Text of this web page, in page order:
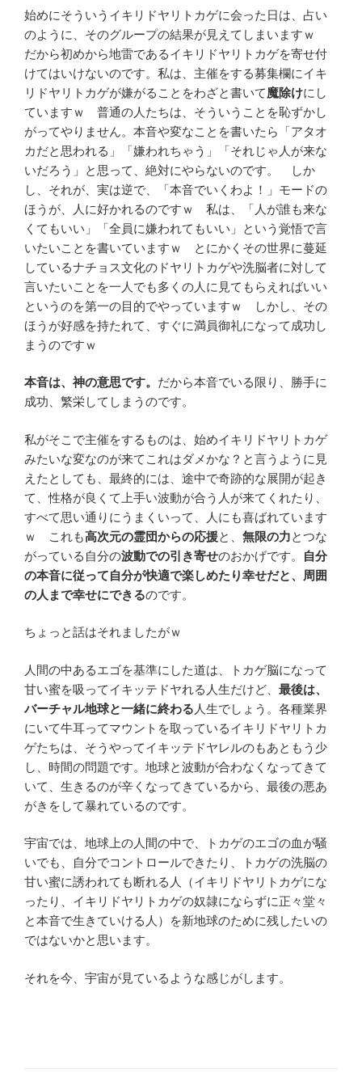
始めにそういうイキリドヤリトカゲに会った日は、占い
のように、そのグループの結果が見えてしまいますｗ
だから初めから地雷であるイキリドヤリトカゲを寄せ付
けてはいけないのです。私は、主催をする募集欄にイキ
リドヤリトカゲが嫌がることをわざと書いて魔除けにし
ていますｗ 普通の人たちは、そういうことを恥ずかし
がってやりません。本音や変なことを書いたら「アタオ
カだと思われる」「嫌われちゃう」「それじゃ人が来な
いだろう」と思って、絶対にやらないのです。 しか
し、それが、実は逆で、「本音でいくわよ！」モードの
ほうが、人に好かれるのですｗ 私は、「人が誰も来な
くてもいい」「全員に嫌われてもいい」という覚悟で言
いたいことを書いていますｗ とにかくその世界に蔓延
しているナチョス文化のドヤリトカゲや洗脳者に対して
言いたいことを一人でも多くの人に見てもらえればいい
というのを第一の目的でやっていますｗ しかし、その
ほうが好感を持たれて、すぐに満員御礼になって成功し
まうのですｗ
本音は、神の意思です。 だから本音でいる限り、勝手に
成功、繁栄してしまうのです。
私がそこで主催をするものは、始めイキリドヤリトカゲ
みたいな変なのが来てこれはダメかな？と言うように見
えたとしても、最終的には、途中で奇跡的な展開が起き
て、性格が良くて上手い波動が合う人が来てくれたり、
すべて思い通りにうまくいって、人にも喜ばれています
ｗ これも高次元の霊団からの応援と、 無限の力とつな
がっている自分の波動での引き寄せのおかげです。
自分
の本音に従って自分が快適で楽しめたり幸せだと、周囲
の人まで幸せにできるのです。
ちょっと話はそれましたがｗ
人間の中あるエゴを基準にした道は、トカゲ脳になって
甘い蜜を吸ってイキッテドヤれる人生だけど、 最後は、
バーチャル地球と一緒に終わる 人生でしょう。各種業界
にいて牛耳ってマウントを取っているイキリドヤリトカ
ゲたちは、そうやってイキッテドヤレルのもあともう少
し、時間の問題です。地球と波動が合わなくなってきて
いて、生きるのが辛くなってきているから、最後の悪あ
がきをして暴れているのです。
宇宙では、地球上の人間の中で、トカゲのエゴの血が騒
いでも、自分でコントロールできたり、トカゲの洗脳の
甘い蜜に誘われても断れる人（イキリドヤリトカゲにな
ったり、イキリドヤリトカゲの奴隷にならずに正々堂々
と本音で生きていける人）を新地球のために残したいの
ではないかと思います。
それを今、宇宙が見ているような感じがします。